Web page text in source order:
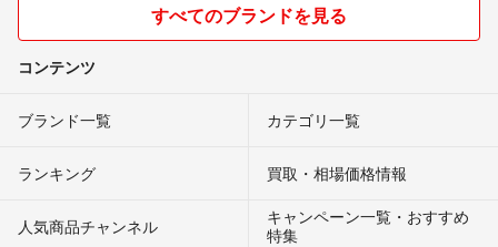
すべてのブランドを見る
コンテンツ
ブランド一覧 カテゴリ一覧
ランキング 買取・相場価格情報
人気商品チャンネル
キャンペーン一覧・おすすめ
特集